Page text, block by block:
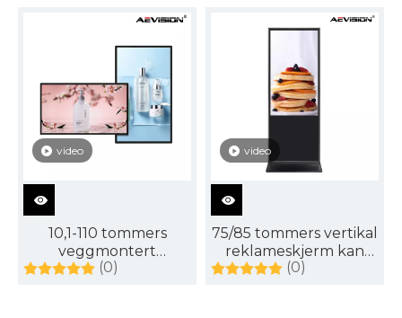
video
10,1-110 tommers
veggmontert
reklameskjerm kan
(0)
video
75/85 tommers vertikal
reklameskjerm kan
tilpasses med
(0)